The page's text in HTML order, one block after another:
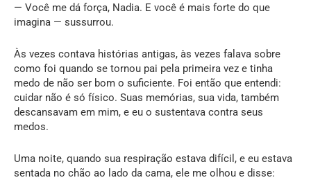
— Você me dá força, Nadia. E você é mais forte do que
imagina — sussurrou.
Às vezes contava histórias antigas, às vezes falava sobre
como foi quando se tornou pai pela primeira vez e tinha
medo de não ser bom o suficiente. Foi então que entendi:
cuidar não é só físico. Suas memórias, sua vida, também
descansavam em mim, e eu o sustentava contra seus
medos.
Uma noite, quando sua respiração estava difícil, e eu estava
sentada no chão ao lado da cama, ele me olhou e disse: